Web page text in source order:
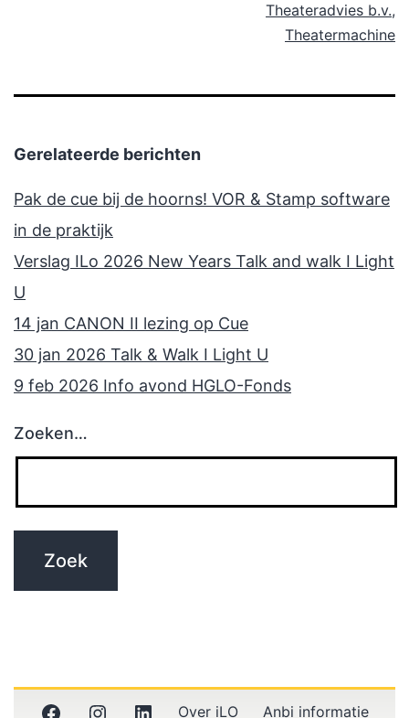
Theateradvies b.v.,
Theatermachine
Gerelateerde berichten
Pak de cue bij de hoorns! VOR & Stamp software
in de praktijk
Verslag ILo 2026 New Years Talk and walk I Light
U
14 jan CANON II lezing op Cue
30 jan 2026 Talk & Walk I Light U
9 feb 2026 Info avond HGLO-Fonds
Zoeken…
FacebookInstagramLinkedIn
Over iLO Anbi informatie